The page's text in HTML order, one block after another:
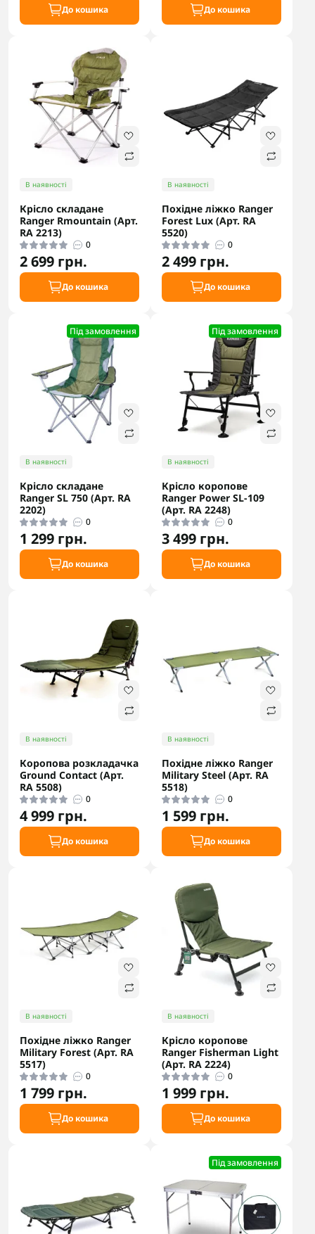
До кошика До кошика
В наявності
Крісло складане
Ranger Rmountain (Арт.
RA 2213)
0
2 699 грн.
До кошика
В наявності
Похідне ліжко Ranger
Forest Lux (Арт. RA
5520)
0
2 499 грн.
До кошика
Під замовлення
В наявності
Крісло складане
Ranger SL 750 (Арт. RA
2202)
0
1 299 грн.
До кошика
Під замовлення
В наявності
Крiсло коропове
Ranger Рower SL-109
(Арт. RA 2248)
0
3 499 грн.
До кошика
В наявності
Коропова розкладачка
Ground Contact (Арт.
RA 5508)
0
4 999 грн.
До кошика
В наявності
Похідне ліжко Ranger
Military Steel (Арт. RA
5518)
0
1 599 грн.
До кошика
В наявності
Похідне ліжко Ranger
Military Forest (Арт. RA
5517)
0
1 799 грн.
До кошика
В наявності
Крісло коропове
Ranger Fisherman Light
(Арт. RA 2224)
0
1 999 грн.
До кошика
Під замовлення